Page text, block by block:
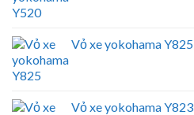
Vỏ xe yokohama Y825
Vỏ xe yokohama Y823